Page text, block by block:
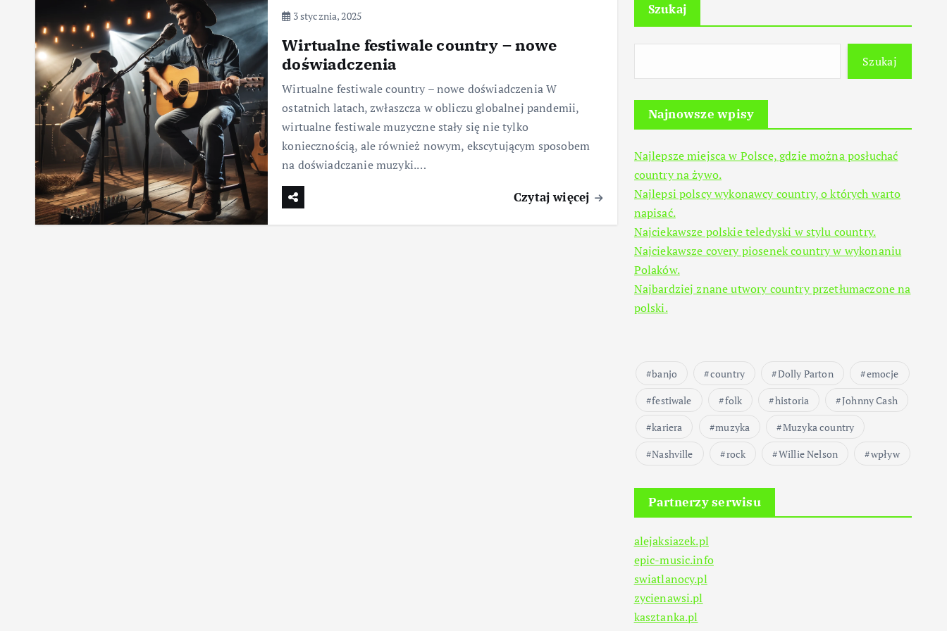
3 stycznia, 2025
Wirtualne festiwale country – nowe
doświadczenia
Wirtualne festiwale country – nowe doświadczenia W
ostatnich latach, zwłaszcza w obliczu globalnej pandemii,
wirtualne festiwale muzyczne stały się nie tylko
koniecznością, ale również nowym, ekscytującym sposobem
na doświadczanie muzyki.…
Czytaj więcej
Szukaj
Szukaj
Najnowsze wpisy
Najlepsze miejsca w Polsce, gdzie można posłuchać
country na żywo.
Najlepsi polscy wykonawcy country, o których warto
napisać.
Najciekawsze polskie teledyski w stylu country.
Najciekawsze covery piosenek country w wykonaniu
Polaków.
Najbardziej znane utwory country przetłumaczone na
polski.
banjo country Dolly Parton
emocje
festiwale
folk historia
Johnny Cash
kariera
muzyka
Muzyka country
Nashville
rock Willie Nelson wpływ
Partnerzy serwisu
alejaksiazek.pl
epic-music.info
swiatlanocy.pl
zycienawsi.pl
kasztanka.pl